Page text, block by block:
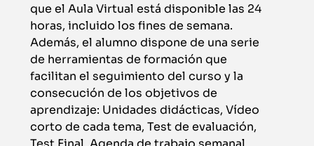
que el Aula Virtual está disponible las 24
horas, incluido los fines de semana.
Además, el alumno dispone de una serie
de herramientas de formación que
facilitan el seguimiento del curso y la
consecución de los objetivos de
aprendizaje: Unidades didácticas, Vídeo
corto de cada tema, Test de evaluación,